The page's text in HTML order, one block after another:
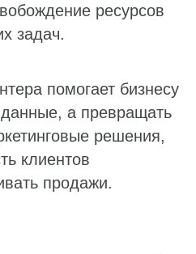
ресурсов
задач.
помогает бизнесу
а превращать
решения,
клиентов
продажи.